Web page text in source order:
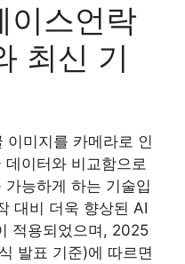
이스언락
최신 기
이미지를 카메라로 인
이터와 비교함으로
능하게 하는 기술입
대비 더욱 향상된 AI
적용되었으며, 2025
발표 기준)에 따르면